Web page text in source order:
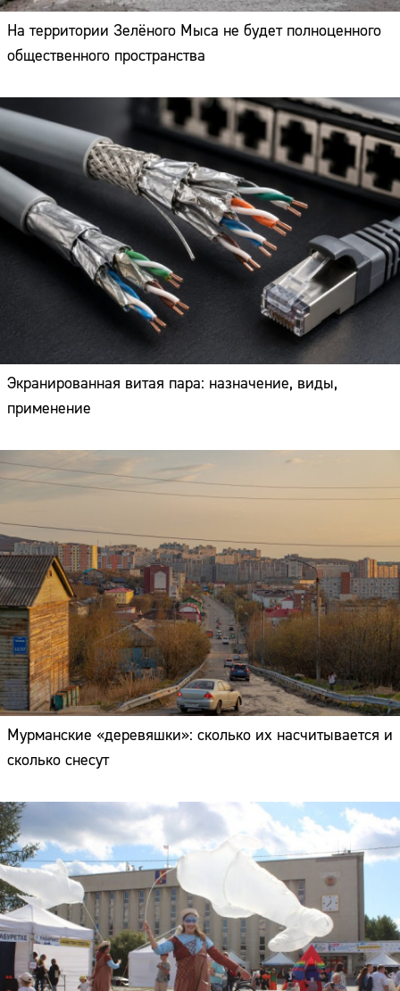
На территории Зелёного Мыса не будет полноценного
общественного пространства
Экранированная витая пара: назначение, виды,
применение
Мурманские «деревяшки»: сколько их насчитывается и
сколько снесут